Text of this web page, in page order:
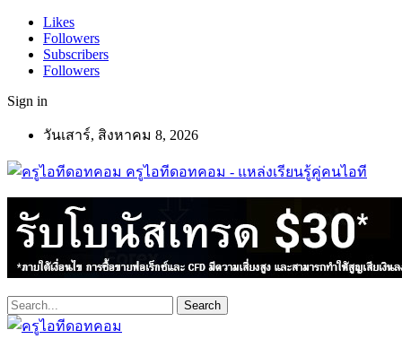
Likes
Followers
Subscribers
Followers
Sign in
วันเสาร์, สิงหาคม 8, 2026
ครูไอทีดอทคอม - แหล่งเรียนรู้คู่คนไอที